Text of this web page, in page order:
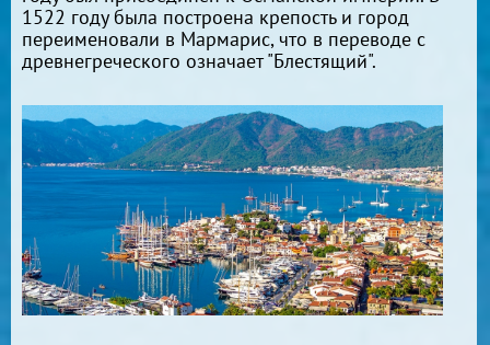
1522 году была построена крепость и город
переименовали в Мармарис, что в переводе с
древнегреческого означает "Блестящий".